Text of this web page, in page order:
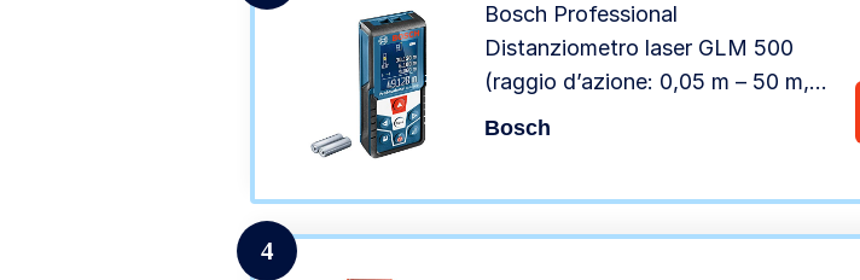
Bosch Professional
Distanziometro laser GLM 500
(raggio d’azione: 0,05 m – 50 m,
campo d’inclinazione: 0 – 360°,
Bosch
4